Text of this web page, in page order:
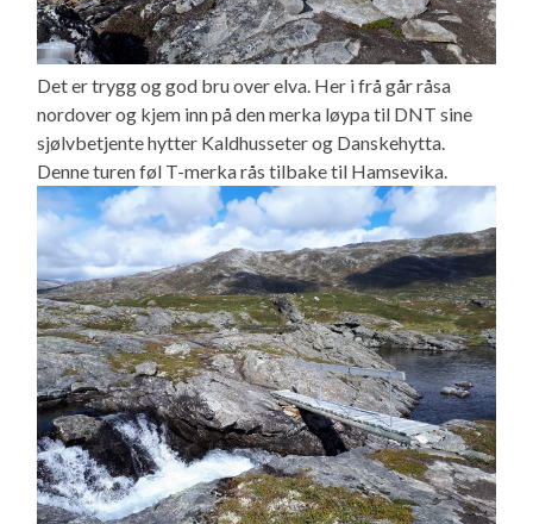
Det er trygg og god bru over elva. Her i frå går råsa
nordover og kjem inn på den merka løypa til DNT sine
sjølvbetjente hytter Kaldhusseter og Danskehytta.
Denne turen føl T-merka rås tilbake til Hamsevika.